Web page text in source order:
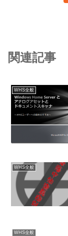
関連記事
WHS全般
WHS全般
WHS全般